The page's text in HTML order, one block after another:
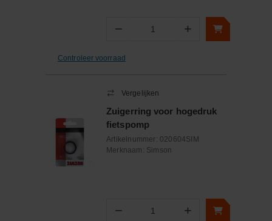
− Aantal +
Controleer voorraad
Vergelijken
Zuigerring voor hogedruk
fietspomp
Artikelnummer: 020604SIM
Merknaam: Simson
− Aantal +